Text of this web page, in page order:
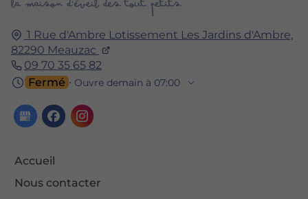
1 Rue d'Ambre Lotissement Les Jardins d'Ambre,
82290 Meauzac
09 70 35 65 82
Fermé ⋅ Ouvre demain à 07:00
Accueil
Nous contacter